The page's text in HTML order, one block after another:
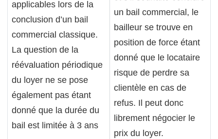
applicables lors de la
conclusion d’un bail
commercial classique.
La question de la
réévaluation périodique
du loyer ne se pose
également pas étant
donné que la durée du
bail est limitée à 3 ans
un bail commercial, le
bailleur se trouve en
position de force étant
donné que le locataire
risque de perdre sa
clientèle en cas de
refus. Il peut donc
librement négocier le
prix du loyer.